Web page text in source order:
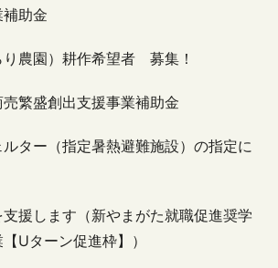
助金
農園）耕作希望者 募集！
繁盛創出支援事業補助金
ター（指定暑熱避難施設）の指定に
援します（新やまがた就職促進奨学
Uターン促進枠】）